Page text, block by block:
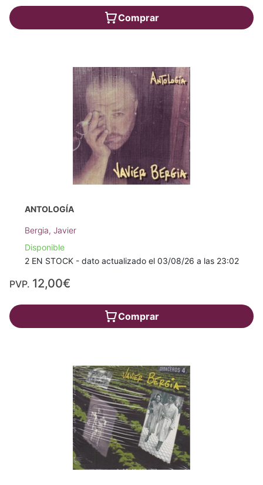
Comprar
ANTOLOGÍA
Bergia, Javier
Disponible
2 EN STOCK - dato actualizado el 03/08/26 a las 23:02
PVP. 12,00€
Comprar